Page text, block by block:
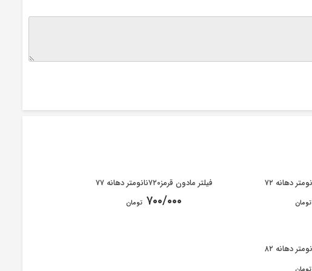
تومان
فیلتر مادون قرمز۷۲۰نانومتر دهانه ۷۷
۷۰۰/۰۰۰ تومان